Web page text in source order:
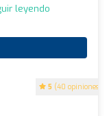
5 (40 opiniones)
leyendo